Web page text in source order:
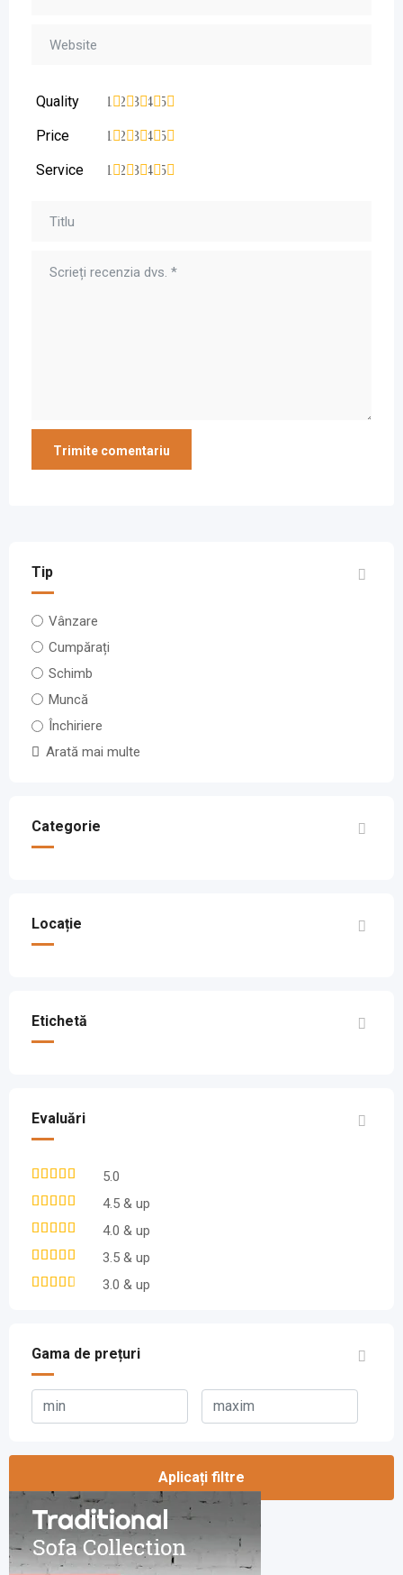
Quality 5
4
3
2
1
Price 5
4
3
2
1
Service 5
4
3
2
1
Tip
Vânzare
Cumpărați
Schimb
Muncă
Închiriere
Arată mai multe
Categorie
Locație
Etichetă
Evaluări
5.0
4.5 & up
4.0 & up
3.5 & up
3.0 & up
Gama de prețuri
Aplicați filtre